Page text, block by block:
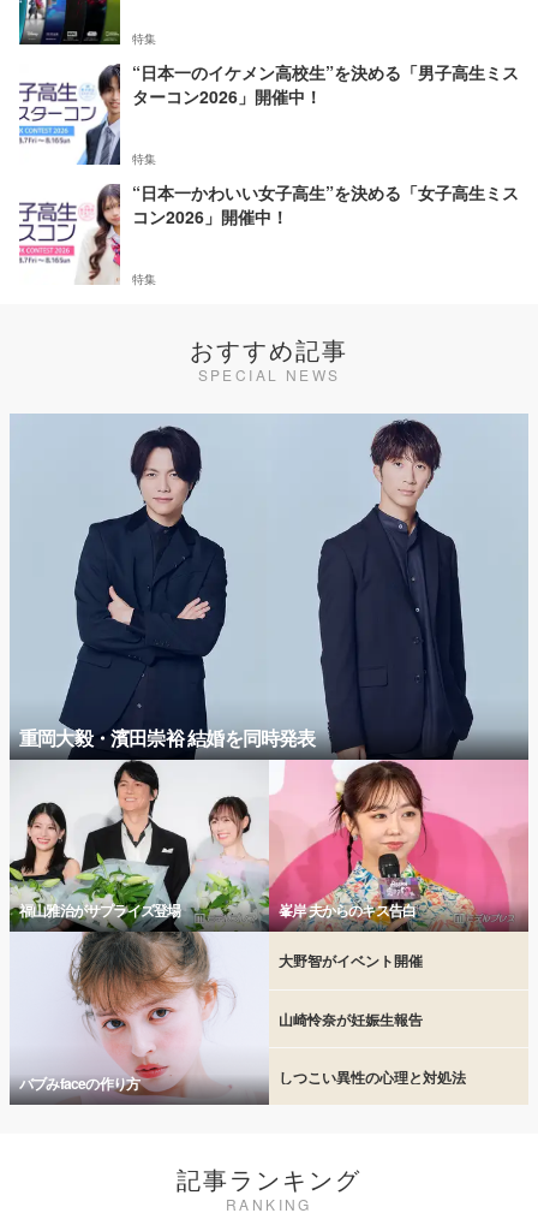
特集
“日本一のイケメン高校生”を決める「男子高生ミス
ターコン2026」開催中！
特集
“日本一かわいい女子高生”を決める「女子高生ミス
コン2026」開催中！
特集
おすすめ記事
SPECIAL NEWS
重岡大毅・濱田崇裕 結婚を同時発表
福山雅治がサプライズ登場 峯岸 夫からのキス告白
バブみfaceの作り方
大野智がイベント開催
山崎怜奈が妊娠生報告
しつこい異性の心理と対処法
記事ランキング
RANKING